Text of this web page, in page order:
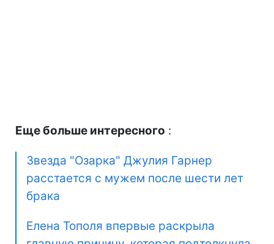
Еще больше интересного :
Звезда "Озарка" Джулия Гарнер
расстается с мужем после шести лет
брака
Елена Тополя впервые раскрыла